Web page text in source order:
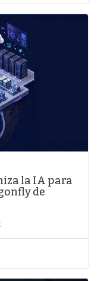
la IA para
de